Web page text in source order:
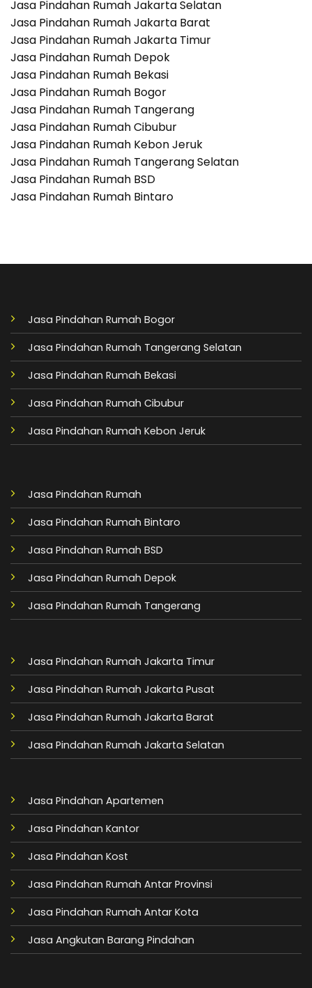
Waktu
dan
Logistik
Jasa Pindahan Rumah Jakarta Selatan
Jasa Pindahan Rumah Jakarta Barat
Jasa Pindahan Rumah Jakarta Timur
Jasa Pindahan Rumah Depok
Jasa Pindahan Rumah Bekasi
Jasa Pindahan Rumah Bogor
Jasa Pindahan Rumah Tangerang
Jasa Pindahan Rumah Cibubur
Jasa Pindahan Rumah Kebon Jeruk
Jasa Pindahan Rumah Tangerang Selatan
Jasa Pindahan Rumah BSD
Jasa Pindahan Rumah Bintaro
Jasa Pindahan Rumah Bogor
Jasa Pindahan Rumah Tangerang Selatan
Jasa Pindahan Rumah Bekasi
Jasa Pindahan Rumah Cibubur
Jasa Pindahan Rumah Kebon Jeruk
Jasa Pindahan Rumah
Jasa Pindahan Rumah Bintaro
Jasa Pindahan Rumah BSD
Jasa Pindahan Rumah Depok
Jasa Pindahan Rumah Tangerang
Jasa Pindahan Rumah Jakarta Timur
Jasa Pindahan Rumah Jakarta Pusat
Jasa Pindahan Rumah Jakarta Barat
Jasa Pindahan Rumah Jakarta Selatan
Jasa Pindahan Apartemen
Jasa Pindahan Kantor
Jasa Pindahan Kost
Jasa Pindahan Rumah Antar Provinsi
Jasa Pindahan Rumah Antar Kota
Jasa Angkutan Barang Pindahan